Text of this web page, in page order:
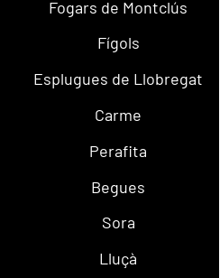
Fogars de Montclús
Fígols
Esplugues de Llobregat
Carme
Perafita
Begues
Sora
Lluçà